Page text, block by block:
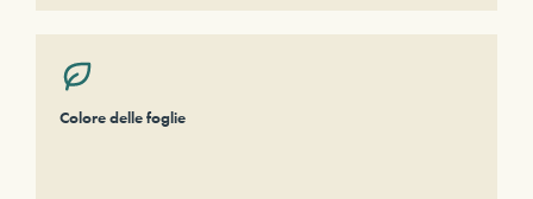
Colore delle foglie